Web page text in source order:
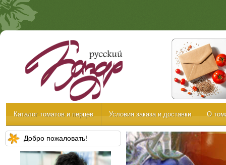
Каталог томатов и перцев Условия заказа и доставки О
Добро пожаловать!